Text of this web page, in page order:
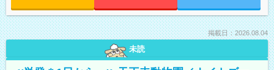
掲載日：2026.08.04
未読